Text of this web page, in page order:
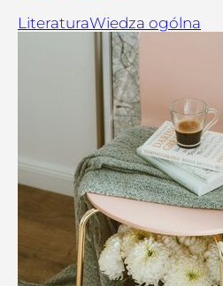
LiteraturaWiedza ogólna